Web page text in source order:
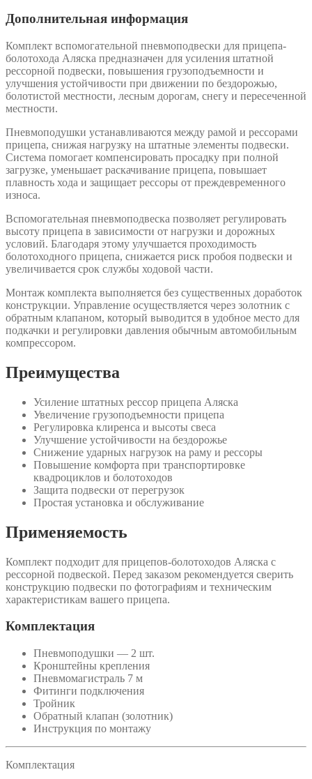
Дополнительная информация
Комплект вспомогательной пневмоподвески для прицепа-
болотохода Аляска предназначен для усиления штатной
рессорной подвески, повышения грузоподъемности и
улучшения устойчивости при движении по бездорожью,
болотистой местности, лесным дорогам, снегу и пересеченной
местности.
Пневмоподушки устанавливаются между рамой и рессорами
прицепа, снижая нагрузку на штатные элементы подвески.
Система помогает компенсировать просадку при полной
загрузке, уменьшает раскачивание прицепа, повышает
плавность хода и защищает рессоры от преждевременного
износа.
Вспомогательная пневмоподвеска позволяет регулировать
высоту прицепа в зависимости от нагрузки и дорожных
условий. Благодаря этому улучшается проходимость
болотоходного прицепа, снижается риск пробоя подвески и
увеличивается срок службы ходовой части.
Монтаж комплекта выполняется без существенных доработок
конструкции. Управление осуществляется через золотник с
обратным клапаном, который выводится в удобное место для
подкачки и регулировки давления обычным автомобильным
компрессором.
Преимущества
Усиление штатных рессор прицепа Аляска
Увеличение грузоподъемности прицепа
Регулировка клиренса и высоты свеса
Улучшение устойчивости на бездорожье
Снижение ударных нагрузок на раму и рессоры
Повышение комфорта при транспортировке
квадроциклов и болотоходов
Защита подвески от перегрузок
Простая установка и обслуживание
Применяемость
Комплект подходит для прицепов-болотоходов Аляска с
рессорной подвеской. Перед заказом рекомендуется сверить
конструкцию подвески по фотографиям и техническим
характеристикам вашего прицепа.
Комплектация
Пневмоподушки — 2 шт.
Кронштейны крепления
Пневмомагистраль 7 м
Фитинги подключения
Тройник
Обратный клапан (золотник)
Инструкция по монтажу
Комплектация